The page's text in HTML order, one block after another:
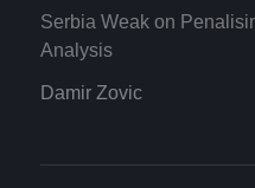
Serbia Weak on
Analysis
Damir Zovic